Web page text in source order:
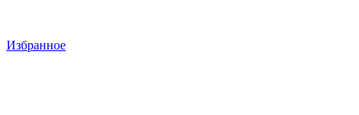
Избранное